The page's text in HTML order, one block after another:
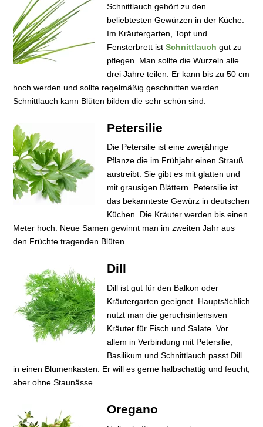
Schnittlauch gehört zu den
beliebtesten Gewürzen in der Küche.
Im Kräutergarten, Topf und
Fensterbrett ist Schnittlauch gut zu
pflegen. Man sollte die Wurzeln alle
drei Jahre teilen. Er kann bis zu 50 cm
hoch werden und sollte regelmäßig geschnitten werden.
Schnittlauch kann Blüten bilden die sehr schön sind.
Petersilie
Die Petersilie ist eine zweijährige
Pflanze die im Frühjahr einen Strauß
austreibt. Sie gibt es mit glatten und
mit grausigen Blättern. Petersilie ist
das bekannteste Gewürz in deutschen
Küchen. Die Kräuter werden bis einen
Meter hoch. Neue Samen gewinnt man im zweiten Jahr aus
den Früchte tragenden Blüten.
Dill
Dill ist gut für den Balkon oder
Kräutergarten geeignet. Hauptsächlich
nutzt man die geruchsintensiven
Kräuter für Fisch und Salate. Vor
allem in Verbindung mit Petersilie,
Basilikum und Schnittlauch passt Dill
in einen Blumenkasten. Er will es gerne halbschattig und feucht,
aber ohne Staunässe.
Oregano